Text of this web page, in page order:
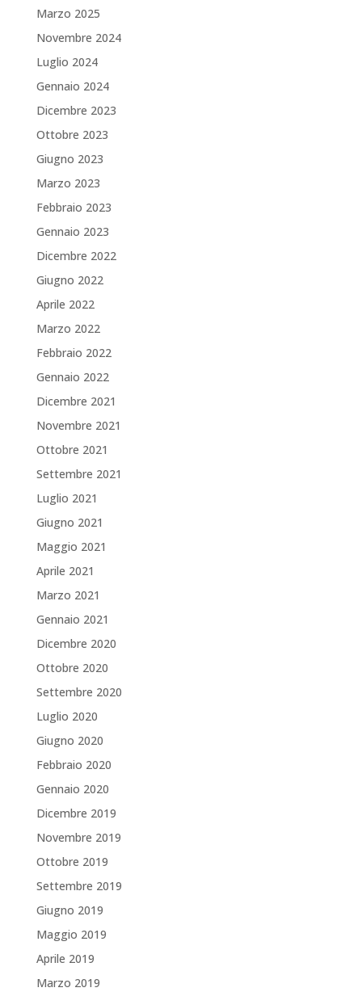
Marzo 2025
Novembre 2024
Luglio 2024
Gennaio 2024
Dicembre 2023
Ottobre 2023
Giugno 2023
Marzo 2023
Febbraio 2023
Gennaio 2023
Dicembre 2022
Giugno 2022
Aprile 2022
Marzo 2022
Febbraio 2022
Gennaio 2022
Dicembre 2021
Novembre 2021
Ottobre 2021
Settembre 2021
Luglio 2021
Giugno 2021
Maggio 2021
Aprile 2021
Marzo 2021
Gennaio 2021
Dicembre 2020
Ottobre 2020
Settembre 2020
Luglio 2020
Giugno 2020
Febbraio 2020
Gennaio 2020
Dicembre 2019
Novembre 2019
Ottobre 2019
Settembre 2019
Giugno 2019
Maggio 2019
Aprile 2019
Marzo 2019